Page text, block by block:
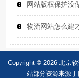
网站版权保护没
物流网站怎么建
Copyright © 2026 北京软
站部分资源来源于